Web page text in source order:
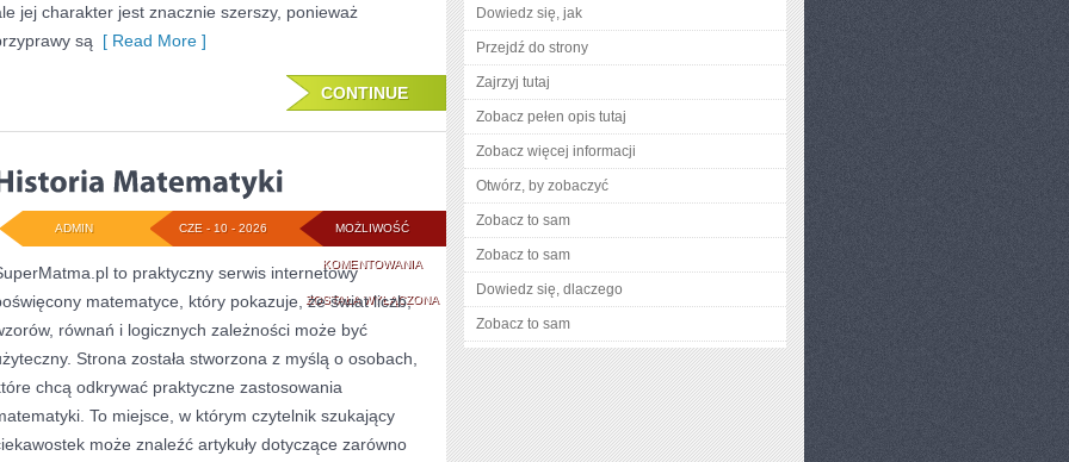
jej charakter jest znacznie szerszy, ponieważ
są [ Read More ]
CONTINUE
MOŻLIWOŚĆ
KOMENTOWANIAHISTORIA
MATEMATYKI
ZOSTAŁA WYŁĄCZONA
CZE - 10 - 2026
ADMIN
to praktyczny serwis internetowy
matematyce, który pokazuje, że świat liczb,
równań i logicznych zależności może być
Strona została stworzona z myślą o osobach,
chcą odkrywać praktyczne zastosowania
To miejsce, w którym czytelnik szukający
może znaleźć artykuły dotyczące zarówno
Dowiedz się, jak
Przejdź do strony
Zajrzyj tutaj
Zobacz pełen opis tutaj
Zobacz więcej informacji
Otwórz, by zobaczyć
Zobacz to sam
Zobacz to sam
Dowiedz się, dlaczego
Zobacz to sam